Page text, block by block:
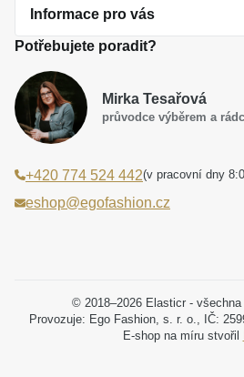
O perlách
Jak vybrat perlový šperk
Dárková inspirace
Smaltované a korálkové šperky jako
Laboratorní diamanty jsou budoucnost
Jak správně pečovat o šperky
Informace pro vás
Obchodní podmínky
Reklamační řád
Poučení o právu na odstoupení od
Podmínky slev a akčních nabídek
Projekt registrace ochranné známky
Potřebujete poradit?
Mirka Tesařová
průvodce výběrem a
+420 774 524 442(v pracovní dny
eshop@egofashion.cz
© 2018–2026 Elasticr - všechna
Provozuje: Ego Fashion, s. r. o., IČ:
E-shop na míru stvořil